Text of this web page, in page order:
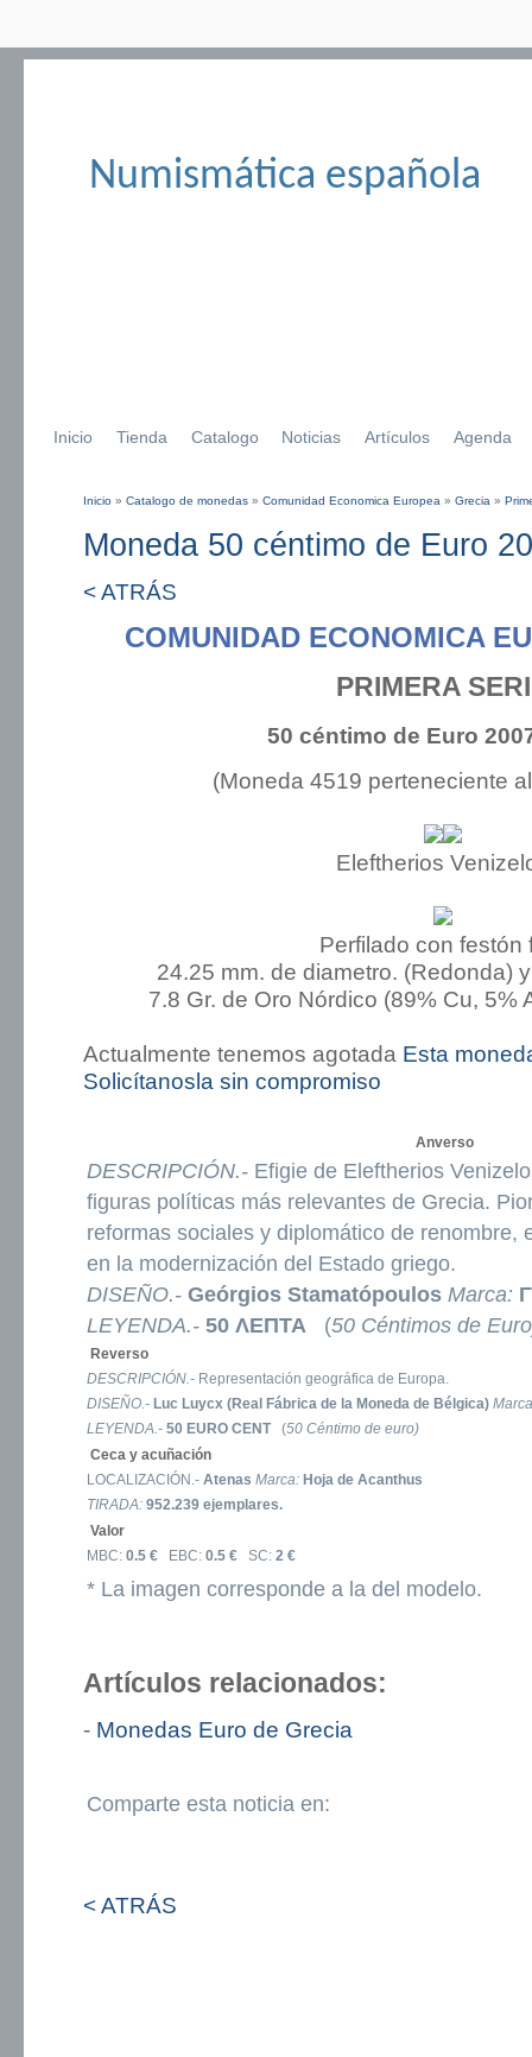
Numismática española
Inicio Tienda Catalogo Noticias Artículos Agenda
Inicio » Catalogo de monedas » Comunidad Economica Europea » Grecia »
Moneda 50 céntimo de Euro
< ATRÁS
COMUNIDAD ECONOMICA
PRIMERA
50 céntimo de Euro
(Moneda 4519 perteneciente
Eleftherios
Perfilado con festón
24.25 mm. de diametro. (Redonda)
7.8 Gr. de Oro Nórdico (89% Cu, 5%
Actualmente tenemos agotada Esta
Solicítanosla sin compromiso
Anverso
DESCRIPCIÓN.- Efigie de Eleftherios
figuras políticas más relevantes de Grecia.
reformas sociales y diplomático de renombre,
en la modernización del Estado griego.
DISEÑO.- Geórgios Stamatópoulos Marca:
LEYENDA.- 50 ΛΕΠΤΑ (50 Céntimos de
Reverso
DESCRIPCIÓN.- Representación geográfica de Europa.
DISEÑO.- Luc Luycx (Real Fábrica de la Moneda de Bélgica)
LEYENDA.- 50 EURO CENT(50 Céntimo de euro)
Ceca y acuñación
LOCALIZACIÓN.- Atenas Marca: Hoja de Acanthus
TIRADA: 952.239 ejemplares.
Valor
MBC: 0.5 € EBC: 0.5 € SC: 2 €
* La imagen corresponde a la del modelo.
Artículos relacionados:
- Monedas Euro de Grecia
Comparte esta noticia en:
< ATRÁS